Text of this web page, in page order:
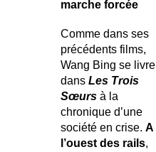
marche forcée
Comme dans ses
précédents films,
Wang Bing se livre
dans Les Trois
Sœurs à la
chronique d’une
société en crise. A
l’ouest des rails,